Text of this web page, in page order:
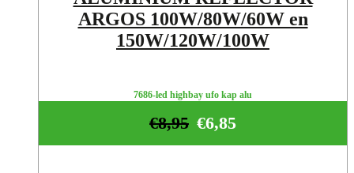
ARGOS 100W/80W/60W en
150W/120W/100W
7686-led highbay ufo kap alu
€6,85
€8,95